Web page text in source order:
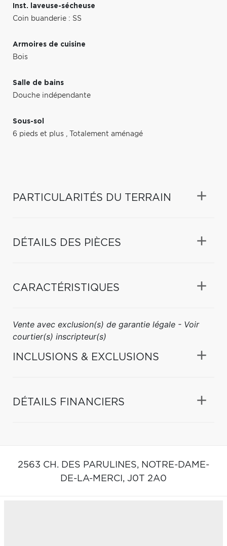
Inst. laveuse-sécheuse
Coin buanderie : SS
Armoires de cuisine
Bois
Salle de bains
Douche indépendante
Sous-sol
6 pieds et plus , Totalement aménagé
PARTICULARITÉS DU TERRAIN
DÉTAILS DES PIÈCES
CARACTÉRISTIQUES
Vente avec exclusion(s) de garantie légale - Voir
courtier(s) inscripteur(s)
INCLUSIONS & EXCLUSIONS
DÉTAILS FINANCIERS
2563 CH. DES PARULINES, NOTRE-DAME-
DE-LA-MERCI, J0T 2A0